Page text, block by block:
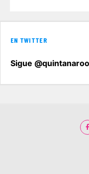
EN TWITTER
Sigue